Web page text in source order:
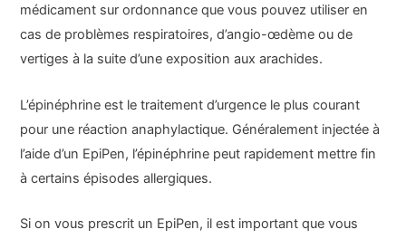
médicament sur ordonnance que vous pouvez utiliser en
cas de problèmes respiratoires, d’angio-œdème ou de
vertiges à la suite d’une exposition aux arachides.
L’épinéphrine est le traitement d’urgence le plus courant
pour une réaction anaphylactique. Généralement injectée à
l’aide d’un EpiPen, l’épinéphrine peut rapidement mettre fin
à certains épisodes allergiques.
Si on vous prescrit un EpiPen, il est important que vous